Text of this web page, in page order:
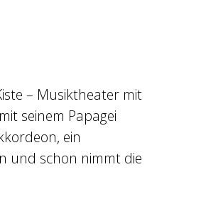
– Musiktheater mit
seinem Papagei
ein
und schon nimmt die